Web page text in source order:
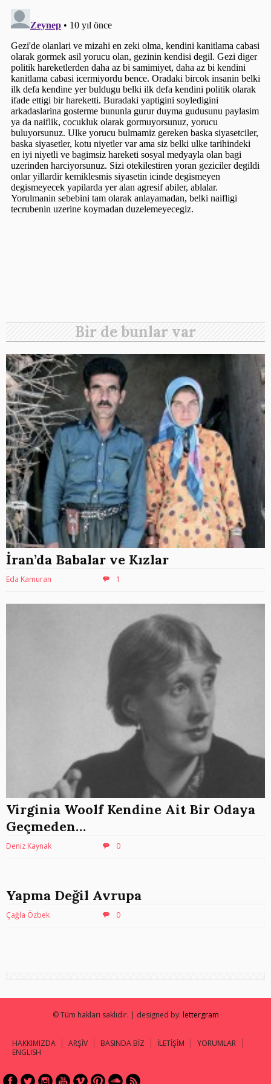
Bir de bunlar var
İran’da Babalar ve Kızlar
Eda Kamuran 1
Virginia Woolf Kendine Ait Bir Odaya
Geçmeden…
Deniz Kaynak 0
Yapma Değil Avrupa
Çağla Özbek 0
© Tüm hakları saklıdır. | designed by: lettergram
HAKKIMIZDA ARŞİV BASINDA BİZ İLETİŞİM
YORUMLAR
ENGLISH